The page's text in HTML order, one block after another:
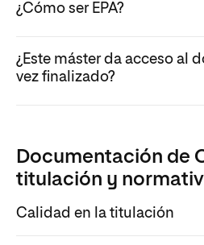
¿Cómo ser EPA?
¿Este máster da acceso al
vez finalizado?
Documentación de
titulación y
Calidad en la titulación